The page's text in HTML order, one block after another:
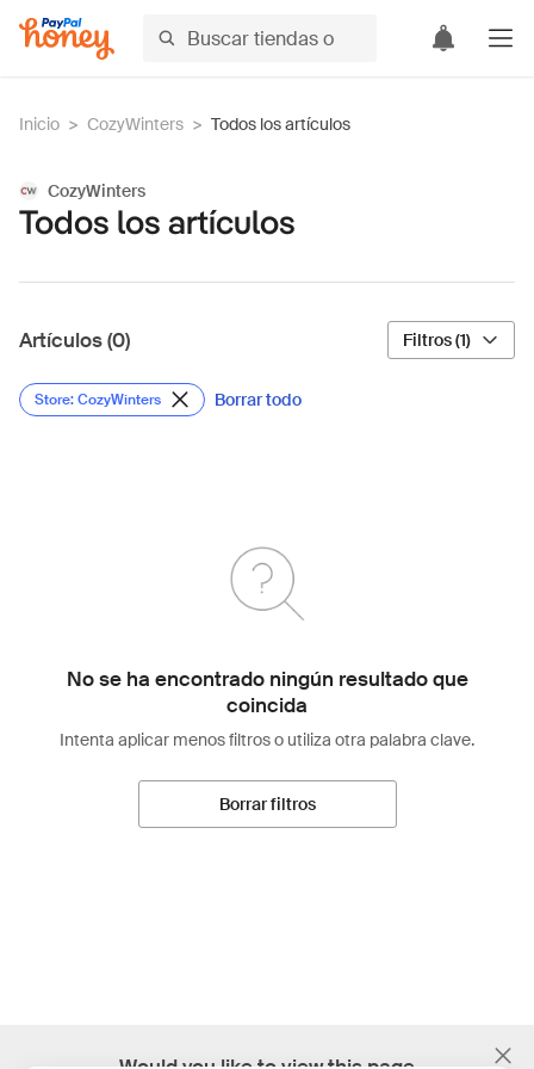
Inicio > CozyWinters > Todos los artículos
CozyWinters
Todos los artículos
Artículos (0) Filtros (1)
Store: CozyWinters Borrar todo
No se ha encontrado ningún resultado que
coincida
Intenta aplicar menos filtros o utiliza otra palabra clave.
Borrar filtros